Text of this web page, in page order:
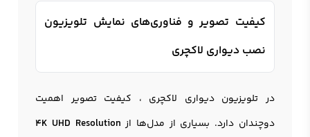
کیفیت تصویر و فناوری‌های نمایش تلویزیون
نصب دیواری لاکچری
در تلویزیون دیواری لاکچری ، کیفیت تصویر اهمیت
دوچندان دارد. بسیاری از مدل‌ها از 4K UHD Resolution